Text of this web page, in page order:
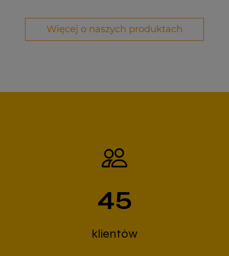
Więcej o naszych produktach
45
klientów